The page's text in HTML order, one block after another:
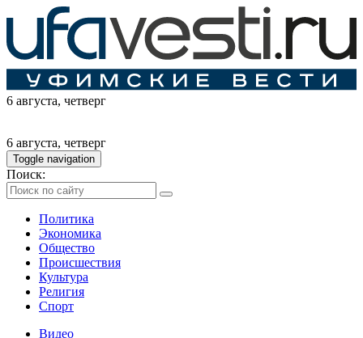
6 августа, четверг
6 августа, четверг
Toggle navigation
Поиск:
Политика
Экономика
Общество
Происшествия
Культура
Религия
Спорт
Видео